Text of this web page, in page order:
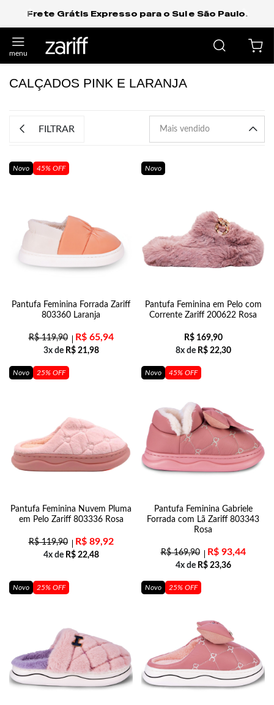
Frete Grátis Expresso para o Sul e São Paulo.
CALÇADOS PINK E LARANJA
FILTRAR
Novo 45% OFF
Pantufa Feminina Forrada Zariff
803360 Laranja
R$119,90 R$65,94
3x de R$21,98
Novo
Pantufa Feminina em Pelo com
Corrente Zariff 200622 Rosa
R$169,90
8x de R$22,30
Novo 25% OFF
Pantufa Feminina Nuvem Pluma
em Pelo Zariff 803336 Rosa
R$119,90 R$89,92
4x de R$22,48
Novo 45% OFF
Pantufa Feminina Gabriele
Forrada com Lã Zariff 803343
Rosa
R$169,90 R$93,44
4x de R$23,36
Novo 25% OFF Novo 25% OFF